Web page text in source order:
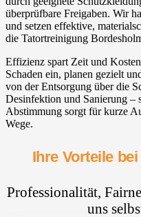
überprüfbare Freigaben. Wir
und setzen effektive,
die Tatortreinigung
Effizienz spart Zeit und
Schaden ein, planen gezielt
von der Entsorgung über die
Desinfektion und Sanierung –
Abstimmung sorgt für kurze
Wege.
Ihre Vorteile
Professionalität,
uns